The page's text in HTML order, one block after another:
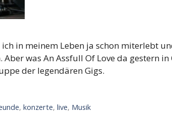
in meinem Leben ja schon miterlebt
was An Assfull Of Love da gestern
der legendären Gigs.
,konzerte,live, Musik